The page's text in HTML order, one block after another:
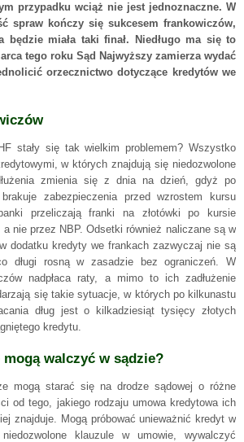
przypadku wciąż nie jest jednoznaczne. W
spraw kończy się sukcesem frankowiczów,
będzie miała taki finał. Niedługo ma się to
tego roku Sąd Najwyższy zamierza wydać
orzecznictwo dotyczące kredytów we
stały się tak wielkim problemem? Wszystko
w których znajdują się niedozwolone
zmienia się z dnia na dzień, gdyż po
zabezpieczenia przed wzrostem kursu
przeliczają franki na złotówki po kursie
nie przez NBP. Odsetki również naliczane są w
dodatku kredyty we frankach zazwyczaj nie są
długi rosną w zasadzie bez ograniczeń. W
nadpłaca raty, a mimo to ich zadłużenie
się takie sytuacje, w których po kilkunastu
dług jest o kilkadziesiąt tysięcy złotych
kredytu.
walczyć w sądzie?
mogą starać się na drodze sądowej o różne
od tego, jakiego rodzaju umowa kredytowa ich
znajduje. Mogą próbować unieważnić kredyt w
klauzule w umowie, wywalczyć